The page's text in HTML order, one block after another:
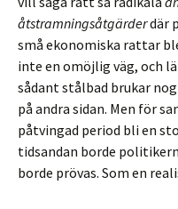
åtstramningsåtgärderdär
små ekonomiska rattar
inte en omöjlig väg, och
sådant stålbad brukar
på andra sidan. Men för
påtvingad period bli en
tidsandan borde
borde prövas. Som en